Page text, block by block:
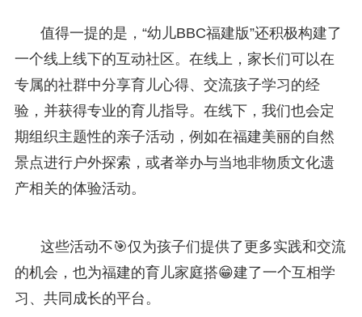
值得一提的是，“幼儿BBC福建版”还积极构建了
一个线上线下的互动社区。在线上，家长们可以在
专属的社群中分享育儿心得、交流孩子学习的经
验，并获得专业的育儿指导。在线下，我们也会定
期组织主题性的亲子活动，例如在福建美丽的自然
景点进行户外探索，或者举办与当地非物质文化遗
产相关的体验活动。
这些活动不🎯仅为孩子们提供了更多实践和交流
的机会，也为福建的育儿家庭搭😁建了一个互相学
习、共同成长的平台。